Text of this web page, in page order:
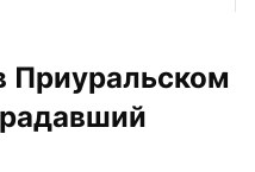
Приуральском